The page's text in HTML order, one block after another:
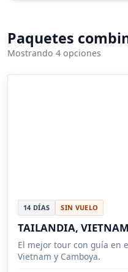
Paquetes
Mostrando 4 opciones
14 DÍAS SIN VUELO
TAILANDIA,
El mejor tour con guía en
Vietnam y Camboya.